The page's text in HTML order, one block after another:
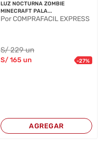
LUZ NOCTURNA ZOMBIE
MINECRAFT PALA...
Por COMPRAFACIL EXPRESS
S/229 un
S/165 un -27%
AGREGAR